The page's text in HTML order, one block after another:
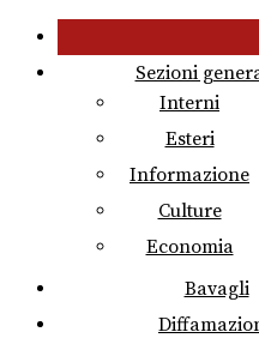
Sezioni
Interni
Esteri
Informazione
Culture
Economia
Bavagli